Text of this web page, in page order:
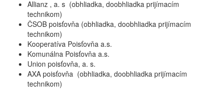
Allianz , a. s (obhliadka, doobhliadka prijímacím
technikom)
ČSOB poisťovňa (obhliadka, doobhliadka prijímacím
technikom)
Kooperatíva Poisťovňa a.s.
Komunálna Poisťovňa a.s.
Union poisťovňa, a. s.
AXA poisťovňa (obhliadka, doobhliadka prijímacím
technikom)